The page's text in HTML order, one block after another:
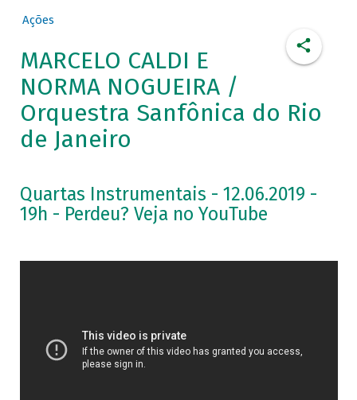
Ações
MARCELO CALDI E
NORMA NOGUEIRA /
Orquestra Sanfônica do Rio
de Janeiro
Quartas Instrumentais - 12.06.2019 -
19h - Perdeu? Veja no YouTube